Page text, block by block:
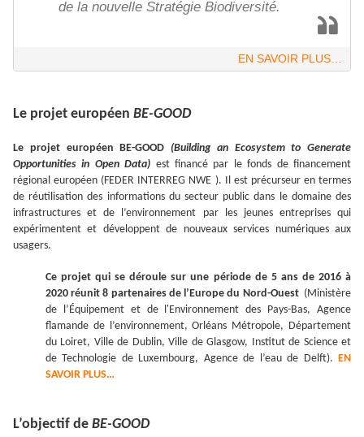
de la nouvelle Stratégie Biodiversité.
EN SAVOIR PLUS…
Le projet européen BE-GOOD
Le projet européen BE-GOOD (Building an Ecosystem to Generate
Opportunities in Open Data) est financé par le fonds de financement
régional européen (FEDER INTERREG NWE ). Il est précurseur en termes
de réutilisation des informations du secteur public dans le domaine des
infrastructures et de l’environnement par les jeunes entreprises qui
expérimentent et développent de nouveaux services numériques aux
usagers.
Ce projet qui se déroule sur une période de 5 ans de 2016 à
2020 réunit 8 partenaires de l’Europe du Nord-Ouest(Ministère
de l’Équipement et de l'Environnement des Pays-Bas, Agence
flamande de l’environnement, Orléans Métropole, Département
du Loiret, Ville de Dublin, Ville de Glasgow, Institut de Science et
de Technologie de Luxembourg, Agence de l’eau de Delft). EN
SAVOIR PLUS…
L’objectif de BE-GOOD